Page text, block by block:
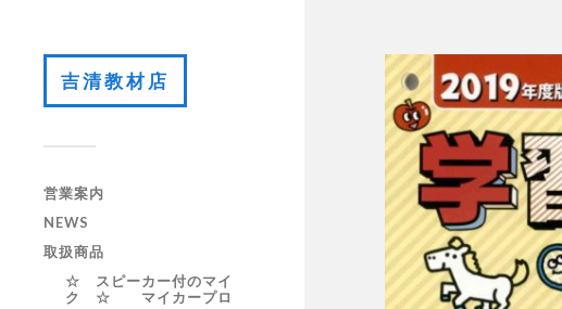
吉清教材店
営業案内
NEWS
取扱商品
☆ スピーカー付のマイ
ク ☆ マイカープロ